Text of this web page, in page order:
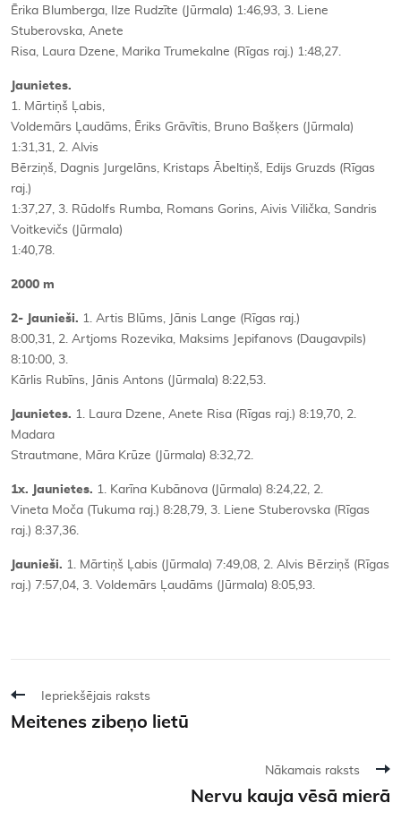
Ērika Blumberga, Ilze Rudzīte (Jūrmala) 1:46,93, 3. Liene
Stuberovska, Anete
Risa, Laura Dzene, Marika Trumekalne (Rīgas raj.) 1:48,27.
Jaunietes.
1. Mārtiņš Ļabis,
Voldemārs Ļaudāms, Ēriks Grāvītis, Bruno Bašķers (Jūrmala)
1:31,31, 2. Alvis
Bērziņš, Dagnis Jurgelāns, Kristaps Ābeltiņš, Edijs Gruzds (Rīgas
raj.)
1:37,27, 3. Rūdolfs Rumba, Romans Gorins, Aivis Vilička, Sandris
Voitkevičs (Jūrmala)
1:40,78.
2000 m
2- Jaunieši. 1. Artis Blūms, Jānis Lange (Rīgas raj.)
8:00,31, 2. Artjoms Rozevika, Maksims Jepifanovs (Daugavpils)
8:10:00, 3.
Kārlis Rubīns, Jānis Antons (Jūrmala) 8:22,53.
Jaunietes. 1. Laura Dzene, Anete Risa (Rīgas raj.) 8:19,70, 2.
Madara
Strautmane, Māra Krūze (Jūrmala) 8:32,72.
1x. Jaunietes. 1. Karīna Kubānova (Jūrmala) 8:24,22, 2.
Vineta Moča (Tukuma raj.) 8:28,79, 3. Liene Stuberovska (Rīgas
raj.) 8:37,36.
Jaunieši. 1. Mārtiņš Ļabis (Jūrmala) 7:49,08, 2. Alvis Bērziņš (Rīgas
raj.) 7:57,04, 3. Voldemārs Ļaudāms (Jūrmala) 8:05,93.
Iepriekšējais raksts
Meitenes zibeņo lietū
Nākamais raksts
Nervu kauja vēsā mierā